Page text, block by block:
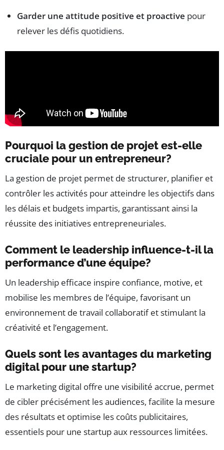
Garder une attitude positive et proactive pour
relever les défis quotidiens.
Pourquoi la gestion de projet est-elle
cruciale pour un entrepreneur?
La gestion de projet permet de structurer, planifier et
contrôler les activités pour atteindre les objectifs dans
les délais et budgets impartis, garantissant ainsi la
réussite des initiatives entrepreneuriales.
Comment le leadership influence-t-il la
performance d’une équipe?
Un leadership efficace inspire confiance, motive, et
mobilise les membres de l’équipe, favorisant un
environnement de travail collaboratif et stimulant la
créativité et l’engagement.
Quels sont les avantages du marketing
digital pour une startup?
Le marketing digital offre une visibilité accrue, permet
de cibler précisément les audiences, facilite la mesure
des résultats et optimise les coûts publicitaires,
essentiels pour une startup aux ressources limitées.